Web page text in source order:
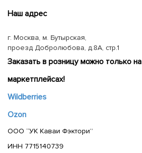
Наш адрес
г. Москва, м. Бутырская,
проезд Добролюбова, д.8А, стр.1
Заказать в розницу можно только на
маркетплейсах!
Wildberries
Ozon
ООО “УК Каваи Фэктори”
ИНН 7715140739